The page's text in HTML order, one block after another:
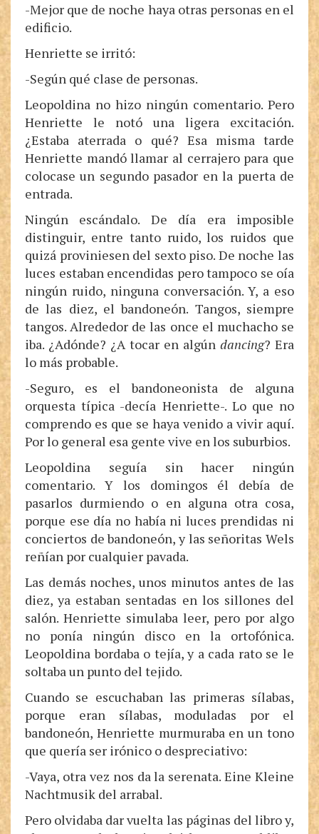
-Mejor que de noche haya otras personas en el
edificio.
Henriette se irritó:
-Según qué clase de personas.
Leopoldina no hizo ningún comentario. Pero
Henriette le notó una ligera excitación.
¿Estaba aterrada o qué? Esa misma tarde
Henriette mandó llamar al cerrajero para que
colocase un segundo pasador en la puerta de
entrada.
Ningún escándalo. De día era imposible
distinguir, entre tanto ruido, los ruidos que
quizá proviniesen del sexto piso. De noche las
luces estaban encendidas pero tampoco se oía
ningún ruido, ninguna conversación. Y, a eso
de las diez, el bandoneón. Tangos, siempre
tangos. Alrededor de las once el muchacho se
iba. ¿Adónde? ¿A tocar en algún dancing? Era
lo más probable.
-Seguro, es el bandoneonista de alguna
orquesta típica -decía Henriette-. Lo que no
comprendo es que se haya venido a vivir aquí.
Por lo general esa gente vive en los suburbios.
Leopoldina seguía sin hacer ningún
comentario. Y los domingos él debía de
pasarlos durmiendo o en alguna otra cosa,
porque ese día no había ni luces prendidas ni
conciertos de bandoneón, y las señoritas Wels
reñían por cualquier pavada.
Las demás noches, unos minutos antes de las
diez, ya estaban sentadas en los sillones del
salón. Henriette simulaba leer, pero por algo
no ponía ningún disco en la ortofónica.
Leopoldina bordaba o tejía, y a cada rato se le
soltaba un punto del tejido.
Cuando se escuchaban las primeras sílabas,
porque eran sílabas, moduladas por el
bandoneón, Henriette murmuraba en un tono
que quería ser irónico o despreciativo:
-Vaya, otra vez nos da la serenata. Eine Kleine
Nachtmusik del arrabal.
Pero olvidaba dar vuelta las páginas del libro y,